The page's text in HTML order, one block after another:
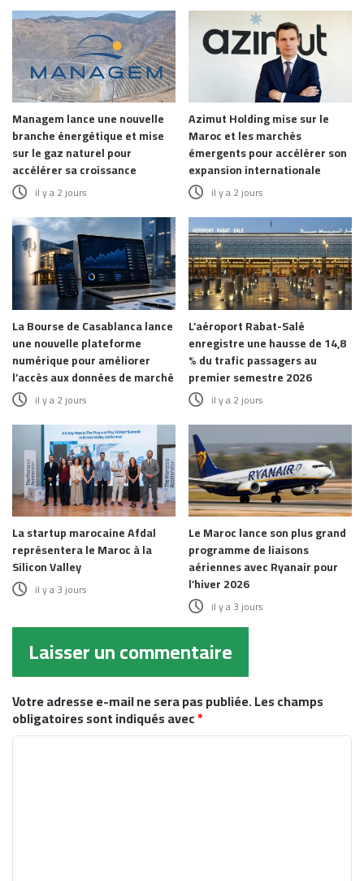
Managem lance une nouvelle
branche énergétique et mise
sur le gaz naturel pour
accélérer sa croissance
il y a 2 jours
Azimut Holding mise sur le
Maroc et les marchés
émergents pour accélérer son
expansion internationale
il y a 2 jours
La Bourse de Casablanca lance
une nouvelle plateforme
numérique pour améliorer
l’accès aux données de marché
il y a 2 jours
L’aéroport Rabat-Salé
enregistre une hausse de 14,8
% du trafic passagers au
premier semestre 2026
il y a 2 jours
La startup marocaine Afdal
représentera le Maroc à la
Silicon Valley
il y a 3 jours
Le Maroc lance son plus grand
programme de liaisons
aériennes avec Ryanair pour
l’hiver 2026
il y a 3 jours
Laisser un commentaire
Votre adresse e-mail ne sera pas publiée.Les champs
obligatoires sont indiqués avec*